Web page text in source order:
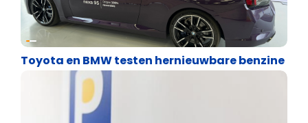
Energie en transport
Toyota en BMW testen hernieuwbare benzine